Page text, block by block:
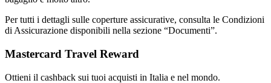
Per tutti i dettagli sulle coperture assicurative, consulta le Condizioni
di Assicurazione disponibili nella sezione “Documenti”.
Mastercard Travel Reward
Ottieni il cashback sui tuoi acquisti in Italia e nel mondo.